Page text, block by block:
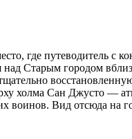
где путеводитель с
Старым городом
холма Сан Джусто —
воинов. Вид отсюда на